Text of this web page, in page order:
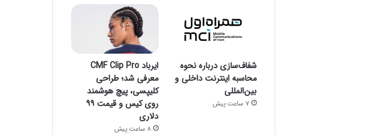
شفاف‌سازی درباره نحوه
محاسبه اینترنت داخلی و
بین‌المللی
7 ساعت پیش
ایرباد CMF Clip Pro
معرفی شد؛ طراحی
کلیپسی، پیچ هوشمند
روی کیس و قیمت ۹۹
دلاری
8 ساعت پیش